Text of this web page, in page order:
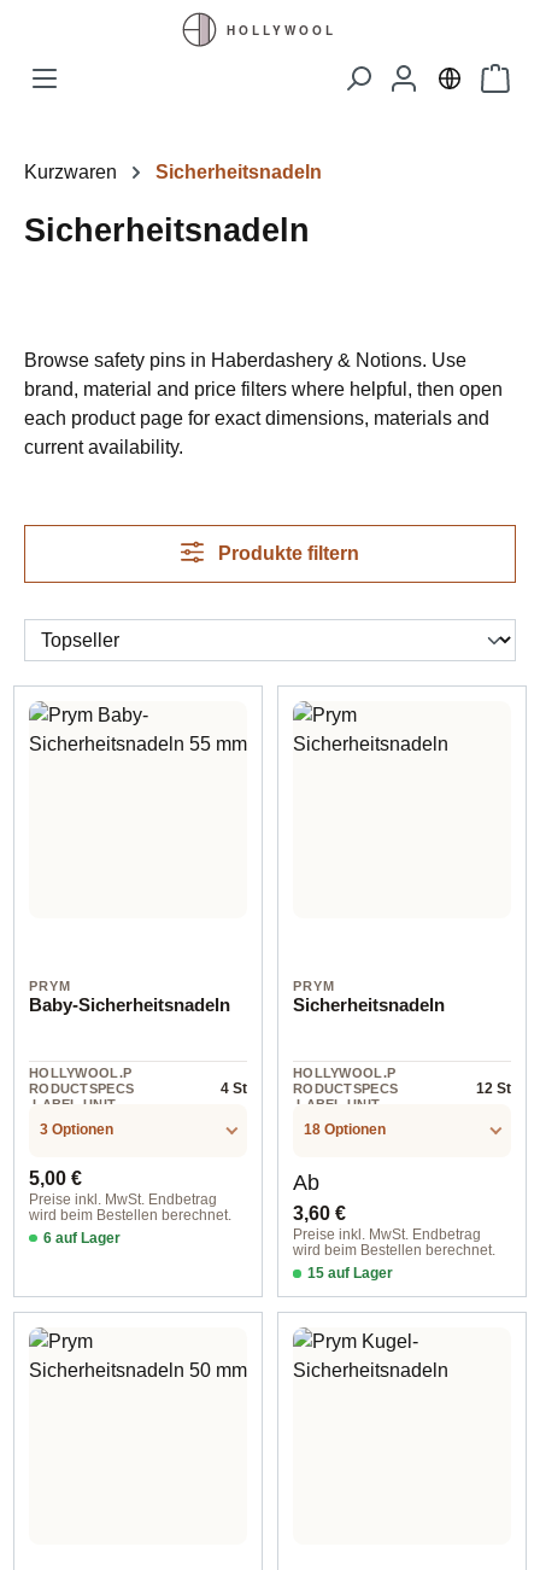
Zum Hauptinhalt springen
Kurzwaren Sicherheitsnadeln
Sicherheitsnadeln
Browse safety pins in Haberdashery & Notions. Use
brand, material and price filters where helpful, then open
each product page for exact dimensions, materials and
current availability.
Produkte filtern
PRYM
Baby-Sicherheitsnadeln
HOLLYWOOL.P
RODUCTSPECS
.LABEL.UNIT
4 St
3 Optionen
Regulärer Preis:
5,00 €
Preise inkl. MwSt. Endbetrag
wird beim Bestellen berechnet.
6 auf Lager
PRYM
Sicherheitsnadeln
HOLLYWOOL.P
RODUCTSPECS
.LABEL.UNIT
12 St
18 Optionen
Regulärer Preis:
Ab
3,60 €
Preise inkl. MwSt. Endbetrag
wird beim Bestellen berechnet.
15 auf Lager
23 mm / silver-colored